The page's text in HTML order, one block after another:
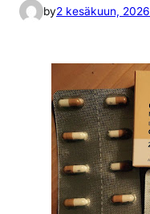
by2 kesäkuun, 2026